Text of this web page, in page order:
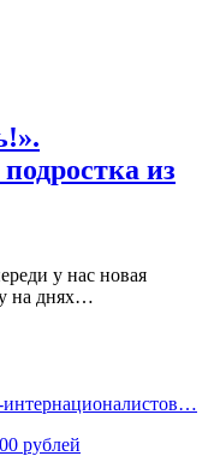
из
у нас новая
на днях…
интернационалистов…
рублей